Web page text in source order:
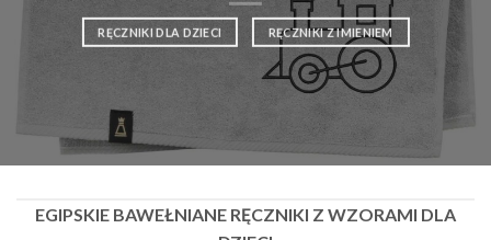
RĘCZNIKI DLA DZIECI RĘCZNIKI Z IMIENIEM
EGIPSKIE BAWEŁNIANE RĘCZNIKI Z WZORAMI DLA